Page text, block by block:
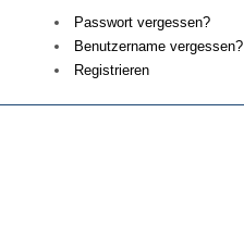
Passwort vergessen?
Benutzername vergessen?
Registrieren